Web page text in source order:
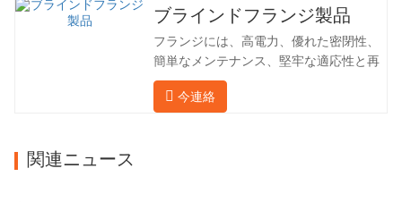
に設立され、三世代にわたる努力を経
て、現在、敷地面積は 50,…
は 46 名です。鍛造品の年間生産量は3万
トン。主に自動車、油圧機械、風力発
電、石油機械部品、建設機械、鉱業、冶
金、造船機械などの産業で関連アクセサ
リーを生産しています。販売される製品
は国内外向けです。同社は独自の技術研
ブラインドフランジ製品
フランジには、高電力、優れた密閉性、
簡単なメンテナンス、堅牢な適応性と再
利用性という恩恵があり、パイプライン
システムにとって不可欠かつ不可欠な要
今連絡
関連ニュース